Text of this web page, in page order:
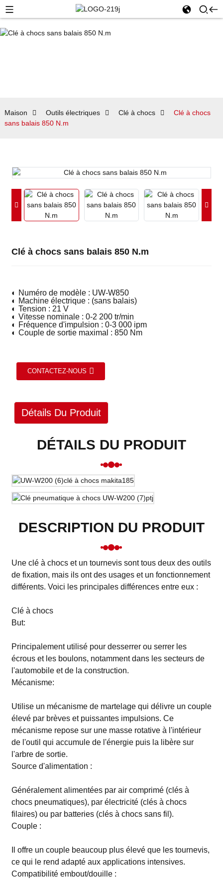
Maison Outils électriques Clé à chocs
Clé à chocs
sans balais 850 N.m
Clé à chocs sans balais 850 N.m
◐ Numéro de modèle : UW-W850
◐ Machine électrique : (sans balais)
◐ Tension : 21 V
◐ Vitesse nominale : 0-2 200 tr/min
◐ Fréquence d'impulsion : 0-3 000 ipm
◐ Couple de sortie maximal : 850 Nm
CONTACTEZ-NOUS
Détails Du Produit
DÉTAILS DU PRODUIT
DESCRIPTION DU PRODUIT
Une clé à chocs et un tournevis sont tous deux des outils
de fixation, mais ils ont des usages et un fonctionnement
différents. Voici les principales différences entre eux :
Clé à chocs
But:
Principalement utilisé pour desserrer ou serrer les
écrous et les boulons, notamment dans les secteurs de
l'automobile et de la construction.
Mécanisme:
Utilise un mécanisme de martelage qui délivre un couple
élevé par brèves et puissantes impulsions. Ce
mécanisme repose sur une masse rotative à l'intérieur
de l'outil qui accumule de l'énergie puis la libère sur
l'arbre de sortie.
Source d'alimentation :
Généralement alimentées par air comprimé (clés à
chocs pneumatiques), par électricité (clés à chocs
filaires) ou par batteries (clés à chocs sans fil).
Couple :
Il offre un couple beaucoup plus élevé que les tournevis,
ce qui le rend adapté aux applications intensives.
Compatibilité embout/douille :